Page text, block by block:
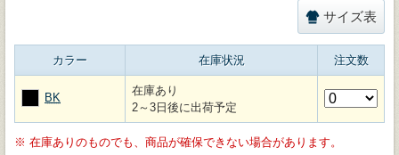
サイズ表
カラー 在庫状況 注文数
BK
在庫あり
2～3日後に出荷予定
※ 在庫ありのものでも、商品が確保できない場合があります。